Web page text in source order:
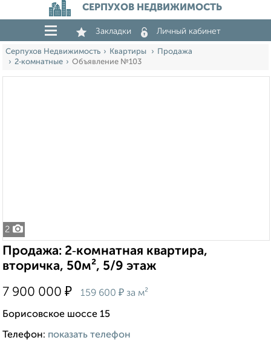
СЕРПУХОВ НЕДВИЖИМОСТЬ
Закладки Личный кабинет
Серпухов Недвижимость Квартиры
Продажа
2‑комнатные
Объявление №103
2
Продажа: 2‑комнатная квартира,
вторичка, 50м², 5/9 этаж
7 900 000 ₽ 159 600 ₽ за м²
Борисовское шоссе 15
Телефон: показать телефон